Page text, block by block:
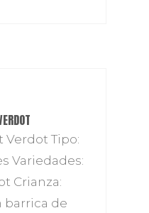
Verdot Tipo:
Variedades:
Crianza:
barrica de